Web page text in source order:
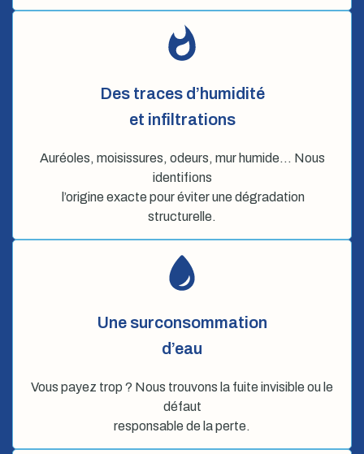
Des traces d’humidité
et infiltrations
Auréoles, moisissures, odeurs, mur humide… Nous
identifions
l’origine exacte pour éviter une dégradation
structurelle.
Une surconsommation
d’eau
Vous payez trop ? Nous trouvons la fuite invisible ou le
défaut
responsable de la perte.